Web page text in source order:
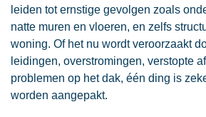
leiden tot ernstige gevolgen zoals
natte muren en vloeren, en zelfs
woning. Of het nu wordt veroorzaakt
leidingen, overstromingen, verstopte
problemen op het dak, één ding is
worden aangepakt.